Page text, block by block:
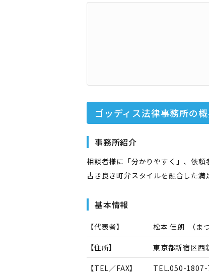
ゴッディス法律事務所の
事務所紹介
相談者様に「分かりやすく」、依
古き良き町弁スタイルを融合した満
基本情報
【代表者】 松本 佳朗 （ま
【住所】 東京都新宿区
【TEL／FAX】 TEL.050-1807-